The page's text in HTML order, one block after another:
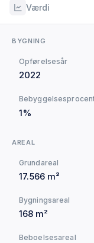
Værdi
BYGNING
Opførelsesår
2022
1%
AREAL
Grundareal
17.566 m²
Bygningsareal
168 m²
Beboelsesareal